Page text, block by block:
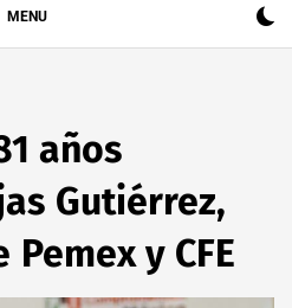
MENU
años
Gutiérrez,
y CFE